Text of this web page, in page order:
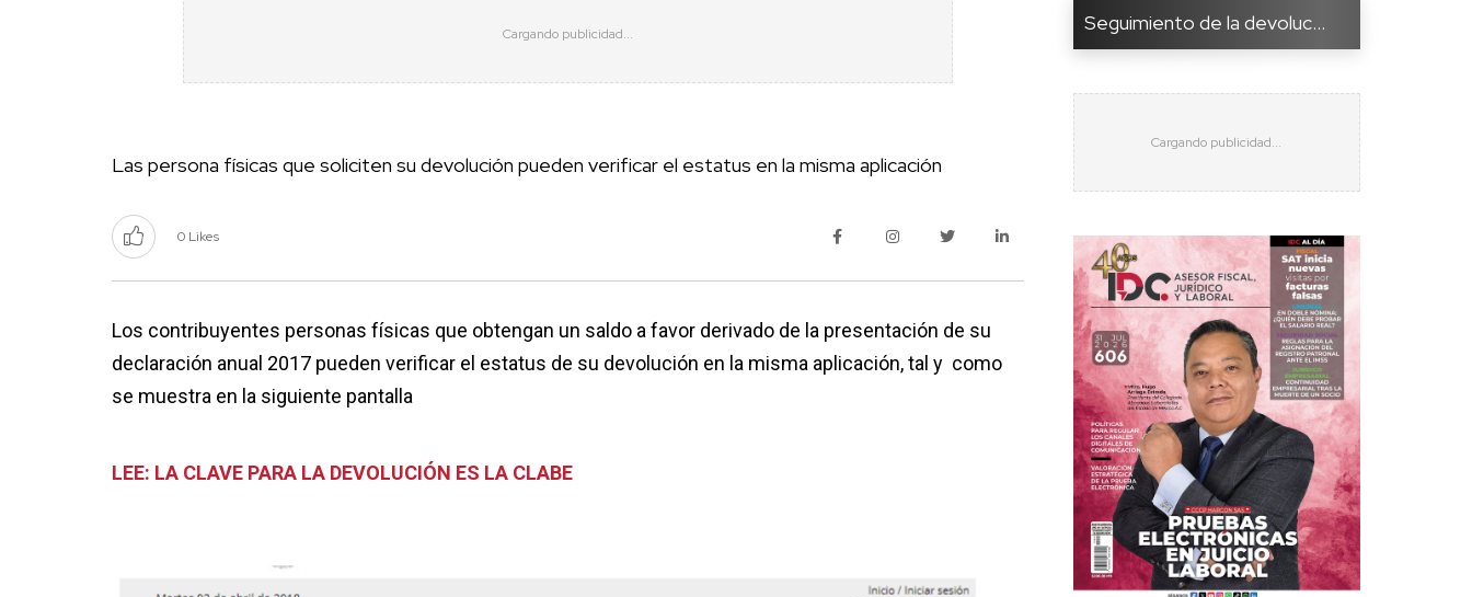
Las persona físicas que soliciten su devolución pueden verificar el estatus en la misma aplicación
0 Likes
Los contribuyentes personas físicas que obtengan un saldo a favor derivado de la presentación de su
declaración anual 2017 pueden verificar el estatus de su devolución en la misma aplicación, tal y como
se muestra en la siguiente pantalla
LEE: LA CLAVE PARA LA DEVOLUCIÓN ES LA CLABE
Seguimiento de la devoluc...